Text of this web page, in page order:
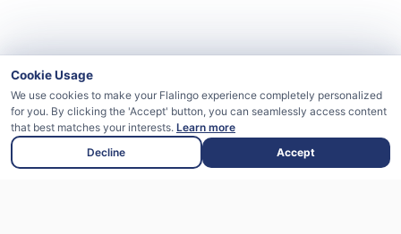
Cookie Usage
We use cookies to make your Flalingo experience completely personalized
for you. By clicking the 'Accept' button, you can seamlessly access content
that best matches your interests. Learn more
Decline
Accept